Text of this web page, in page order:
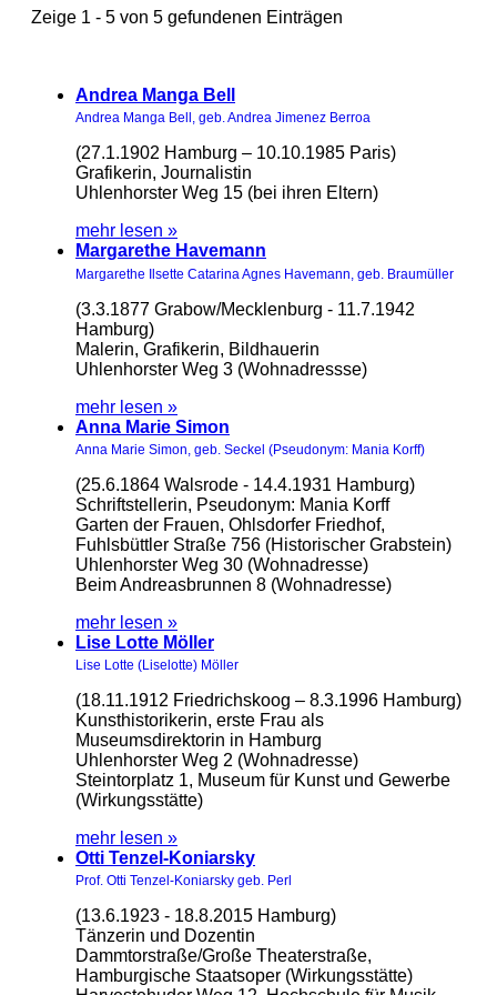
Zeige 1 - 5 von 5 gefundenen Einträgen
Andrea Manga Bell
Andrea Manga Bell, geb. Andrea Jimenez Berroa
(27.1.1902 Hamburg – 10.10.1985 Paris)
Grafikerin, Journalistin
Uhlenhorster Weg 15 (bei ihren Eltern)
mehr lesen »
Margarethe Havemann
Margarethe Ilsette Catarina Agnes Havemann, geb. Braumüller
(3.3.1877 Grabow/Mecklenburg - 11.7.1942
Hamburg)
Malerin, Grafikerin, Bildhauerin
Uhlenhorster Weg 3 (Wohnadressse)
mehr lesen »
Anna Marie Simon
Anna Marie Simon, geb. Seckel (Pseudonym: Mania Korff)
(25.6.1864 Walsrode - 14.4.1931 Hamburg)
Schriftstellerin, Pseudonym: Mania Korff
Garten der Frauen, Ohlsdorfer Friedhof,
Fuhlsbüttler Straße 756 (Historischer Grabstein)
Uhlenhorster Weg 30 (Wohnadresse)
Beim Andreasbrunnen 8 (Wohnadresse)
mehr lesen »
Lise Lotte Möller
Lise Lotte (Liselotte) Möller
(18.11.1912 Friedrichskoog – 8.3.1996 Hamburg)
Kunsthistorikerin, erste Frau als
Museumsdirektorin in Hamburg
Uhlenhorster Weg 2 (Wohnadresse)
Steintorplatz 1, Museum für Kunst und Gewerbe
(Wirkungsstätte)
mehr lesen »
Otti Tenzel-Koniarsky
Prof. Otti Tenzel-Koniarsky geb. Perl
(13.6.1923 - 18.8.2015 Hamburg)
Tänzerin und Dozentin
Dammtorstraße/Große Theaterstraße,
Hamburgische Staatsoper (Wirkungsstätte)